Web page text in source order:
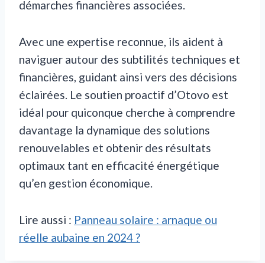
démarches financières associées.
Avec une expertise reconnue, ils aident à
naviguer autour des subtilités techniques et
financières, guidant ainsi vers des décisions
éclairées. Le soutien proactif d’Otovo est
idéal pour quiconque cherche à comprendre
davantage la dynamique des solutions
renouvelables et obtenir des résultats
optimaux tant en efficacité énergétique
qu’en gestion économique.
Lire aussi : Panneau solaire : arnaque ou
réelle aubaine en 2024 ?